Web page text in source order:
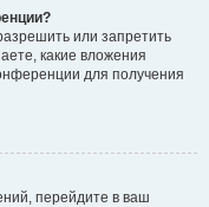
или запретить
какие вложения
для получения
перейдите в ваш